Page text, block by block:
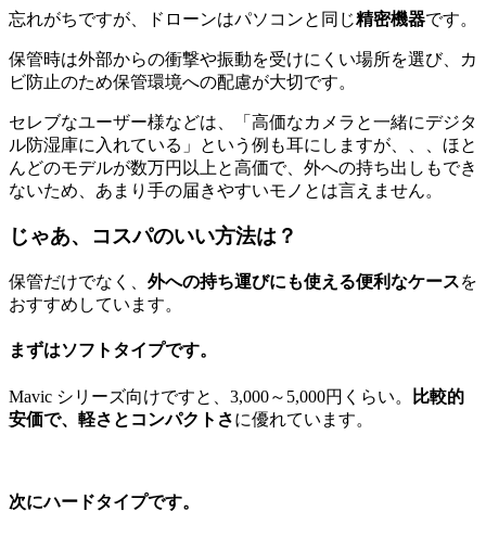
忘れがちですが、ドローンはパソコンと同じ精密機器です。
保管時は外部からの衝撃や振動を受けにくい場所を選び、カ
ビ防止のため保管環境への配慮が大切です。
セレブなユーザー様などは、「高価なカメラと一緒にデジタ
ル防湿庫に入れている」という例も耳にしますが、、、ほと
んどのモデルが数万円以上と高価で、外への持ち出しもでき
ないため、あまり手の届きやすいモノとは言えません。
じゃあ、コスパのいい方法は？
保管だけでなく、 外への持ち運びにも使える便利なケースを
おすすめしています。
まずはソフトタイプです。
Mavic シリーズ向けですと、3,000～5,000円くらい。
比較的
安価で、軽さとコンパクトさに優れています。
次にハードタイプです。